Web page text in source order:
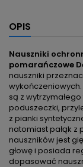
OPIS
Nauszniki
pomarańczowe
nauszniki
są z
poduszeczki,
z pianki
natomiast pałąk z
nauszników jest
głowę i posiada
dopasować